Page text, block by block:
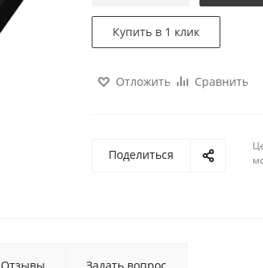
Купить в 1 клик
Отложить Сравнить
Поделиться